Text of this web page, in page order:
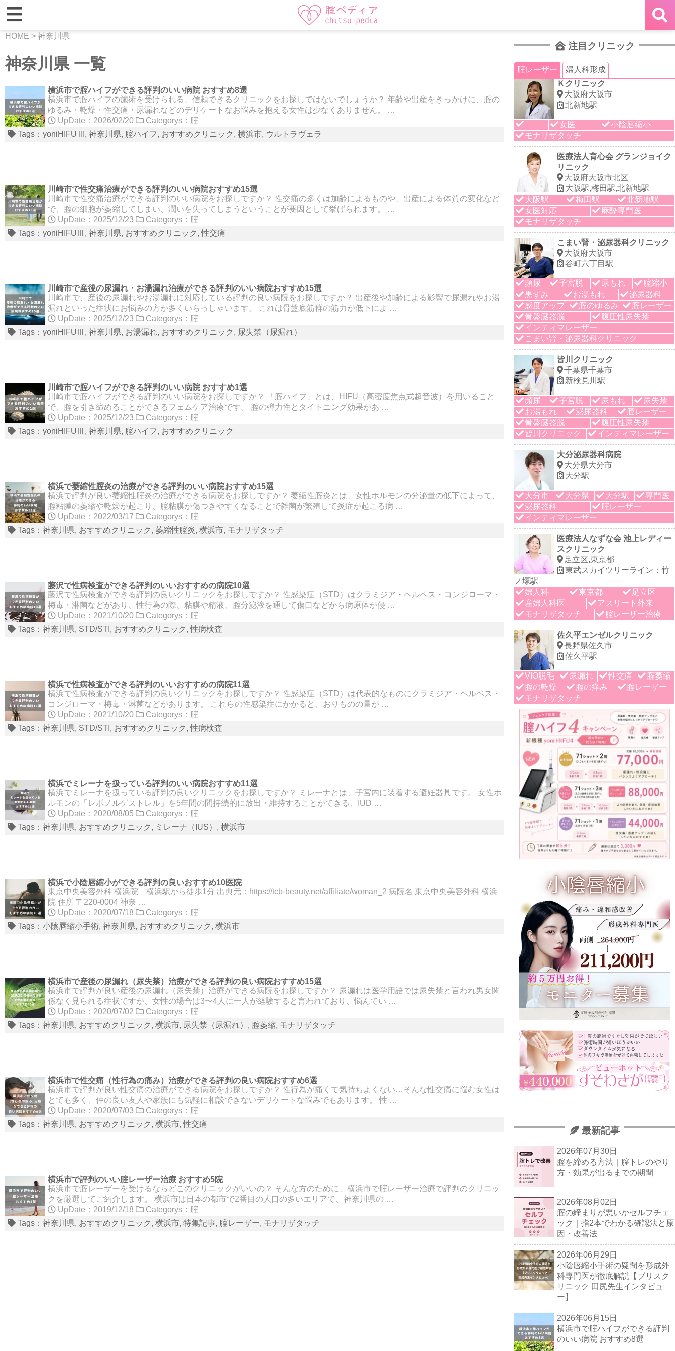
HOME > 神奈川県
神奈川県 一覧
横浜市で腟ハイフができる評判のいい病院 おすすめ8選
横浜市で腟ハイフの施術を受けられる、信頼できるクリニックをお探しではないでしょうか？ 年齢や出産をきっかけに、腟の
ゆるみ・乾燥・性交痛・尿漏れなどのデリケートなお悩みを抱える女性は少なくありません。 …
UpDate：2026/02/20
Categorys： 腟
Tags： yoniHIFU III 神奈川県 腟ハイフ おすすめクリニック 横浜市 ウルトラヴェラ
川崎市で性交痛治療ができる評判のいい病院おすすめ15選
川崎市で性交痛治療ができる評判のいい病院をお探しですか？ 性交痛の多くは加齢によるものや、出産による体質の変化など
で、腟の細胞が萎縮してしまい、潤いを失ってしまうということが要因として挙げられます。 …
UpDate：2025/12/23
Categorys： 腟
Tags： yoniHIFUⅢ 神奈川県 おすすめクリニック 性交痛
川崎市で産後の尿漏れ・お湯漏れ治療ができる評判のいい病院おすすめ15選
川崎市で、産後の尿漏れやお湯漏れに対応している評判の良い病院をお探しですか？ 出産後や加齢による影響で尿漏れやお湯
漏れといった症状にお悩みの方が多くいらっしゃいます。 これは骨盤底筋群の筋力が低下によ …
UpDate：2025/12/23
Categorys： 腟
Tags： yoniHIFUⅢ 神奈川県 お湯漏れ おすすめクリニック 尿失禁（尿漏れ）
川崎市で腟ハイフができる評判のいい病院 おすすめ1選
川崎市で腟ハイフができる評判のいい病院をお探しですか？ 「腟ハイフ」とは、HIFU（高密度焦点式超音波）を用いること
で、腟を引き締めることができるフェムケア治療です。 腟の弾力性とタイトニング効果があ …
UpDate：2025/12/23
Categorys： 腟
Tags： yoniHIFUⅢ 神奈川県 腟ハイフ おすすめクリニック
横浜で萎縮性腟炎の治療ができる評判のいい病院おすすめ15選
横浜で評判が良い萎縮性腟炎の治療ができる病院をお探しですか？ 萎縮性腟炎とは、女性ホルモンの分泌量の低下によって、
腟粘膜の萎縮や乾燥が起こり、腟粘膜が傷つきやすくなることで雑菌が繁殖して炎症が起こる病 …
UpDate：2022/03/17
Categorys： 腟
Tags： 神奈川県 おすすめクリニック 萎縮性腟炎 横浜市 モナリザタッチ
藤沢で性病検査ができる評判のいいおすすめの病院10選
藤沢で性病検査ができる評判の良いクリニックをお探しですか？ 性感染症（STD）はクラミジア・ヘルペス・コンジローマ・
梅毒・淋菌などがあり、性行為の際、粘膜や精液、腟分泌液を通して傷口などから病原体が侵 …
UpDate：2021/10/20
Categorys： 腟
Tags： 神奈川県 STD/STI おすすめクリニック 性病検査
横浜で性病検査ができる評判のいいおすすめの病院11選
横浜で性病検査ができる評判の良いクリニックをお探しですか？ 性感染症（STD）は代表的なものにクラミジア・ヘルペス・
コンジローマ・梅毒・淋菌などがあります。 これらの性感染症にかかると、おりものの量が …
UpDate：2021/10/20
Categorys： 腟
Tags： 神奈川県 STD/STI おすすめクリニック 性病検査
横浜でミレーナを扱っている評判のいい病院おすすめ11選
横浜でミレーナを扱っている評判の良いクリニックをお探しですか？ ミレーナとは、子宮内に装着する避妊器具です。 女性ホ
ルモンの「レボノルゲストレル」を5年間の間持続的に放出・維持することができる、IUD …
UpDate：2020/08/05
Categorys： 腟
Tags： 神奈川県 おすすめクリニック ミレーナ（IUS） 横浜市
横浜で小陰唇縮小ができる評判の良いおすすめ10医院
東京中央美容外科 横浜院 横浜駅から徒歩1分 出典元：https://tcb-beauty.net/affiliate/woman_2 病院名 東京中央美容外科 横浜
院 住所 〒220-0004 神奈 …
UpDate：2020/07/18
Categorys： 腟
Tags： 小陰唇縮小手術 神奈川県 おすすめクリニック 横浜市
横浜市で産後の尿漏れ（尿失禁）治療ができる評判の良い病院おすすめ15選
横浜市で評判が良い産後の尿漏れ（尿失禁）治療ができる病院をお探しですか？ 尿漏れは医学用語では尿失禁と言われ男女関
係なく見られる症状ですが、女性の場合は3〜4人に一人が経験すると言われており、悩んでい …
UpDate：2020/07/02
Categorys： 腟
Tags： 神奈川県 おすすめクリニック 横浜市 尿失禁（尿漏れ） 腟萎縮 モナリザタッチ
横浜市で性交痛（性行為の痛み）治療ができる評判の良い病院おすすめ6選
横浜市で評判が良い性交痛の治療ができる病院をお探しですか？ 性行為が痛くて気持ちよくない…そんな性交痛に悩む女性は
とても多く、仲の良い友人や家族にも気軽に相談できないデリケートな悩みでもあります。 性 …
UpDate：2020/07/03
Categorys： 腟
Tags： 神奈川県 おすすめクリニック 横浜市 性交痛
横浜市で評判のいい腟レーザー治療 おすすめ5院
横浜市で腟レーザーを受けるならどこのクリニックがいいの？ そんな方のために、横浜市で腟レーザー治療で評判のクリニッ
クを厳選してご紹介します。 横浜市は日本の都市で2番目の人口の多いエリアで、神奈川県の …
UpDate：2019/12/18
Categorys： 腟
Tags： 神奈川県 おすすめクリニック 横浜市 特集記事 腟レーザー モナリザタッチ
注目クリニック
腟レーザー
婦人科形成
Ｋクリニック
大阪府大阪市
北新地駅
女医
小陰唇縮小
モナリザタッチ
医療法人育心会 グランジョイク
リニック
大阪府大阪市北区
大阪駅,梅田駅,北新地駅
大阪駅
梅田駅
北新地駅
女医対応
麻酔専門医
モナリザタッチ
こまい腎・泌尿器科クリニック
大阪府大阪市
谷町六丁目駅
頻尿 子宮脱 尿もれ
腟縮小
黒ずみ
お湯もれ
泌尿器科
感度アップ
腟のゆるみ
腟レーザー
骨盤臓器脱
腹圧性尿失禁
インティマレーザー
こまい腎・泌尿器科クリニック
皆川クリニック
千葉県千葉市
新検見川駅
頻尿 子宮脱 尿もれ
尿失禁
お湯もれ
泌尿器科
膣レーザー
骨盤臓器脱
腹圧性尿失禁
皆川クリニック
インティマレーザー
大分泌尿器科病院
大分県大分市
大分駅
大分市 大分県 大分駅
専門医
泌尿器科
腟レーザー
インティマレーザー
医療法人なずな会 池上レディー
スクリニック
足立区,東京都
東武スカイツリーライン：竹
ノ塚駅
婦人科
東京都
足立区
産婦人科医
アスリート外来
モナリザタッチ
腟レーザー治療
佐久平エンゼルクリニック
長野県佐久市
佐久平駅
VIO脱毛 尿漏れ 性交痛
腟萎縮
腟の乾燥
腟の痒み
腟レーザー
モナリザタッチ
最新記事
2026年07月30日
腟を締める方法｜膣トレのやり
方・効果が出るまでの期間
2026年08月02日
腟の締まりが悪いかセルフチェ
ック｜指2本でわかる確認法と原
因・改善法
2026年06月29日
小陰唇縮小手術の疑問を形成外
科専門医が徹底解説【ブリスク
リニック 田尻先生インタビュ
ー】
2026年06月15日
横浜市で腟ハイフができる評判
のいい病院 おすすめ8選